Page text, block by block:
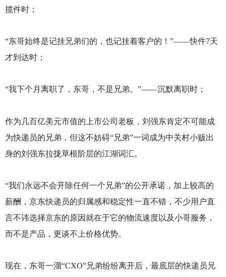
揽件时；
“东哥始终是记挂兄弟们的，也记挂着客户的！”——快件7天
才到达时；
“我下个月离职了，东哥，不是兄弟。”——沉默离职时；
作为几百亿美元市值的上市公司老板，刘强东肯定不可能成
为快递员的兄弟，但这不妨碍“兄弟”一词成为中关村小贩出
身的刘强东拉拢草根阶层的江湖词汇。
“我们永远不会开除任何一个兄弟”的公开承诺，加上较高的
薪酬，京东快递员的归属感和稳定性一直不错，不少用户直
言不讳选择京东的原因就在于它的物流速度以及小哥服务，
而不是产品，更谈不上价格优势。
现在，东哥一溜“CXO”兄弟纷纷离开后，最底层的快递员兄